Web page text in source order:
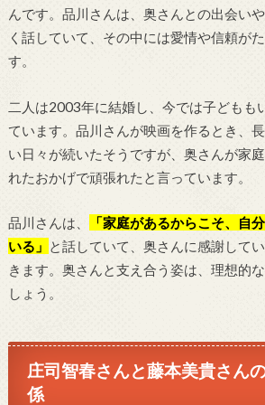
んです。品川さんは、奥さんとの出会い
く話していて、その中には愛情や信頼が
す。
二人は2003年に結婚し、今では子どもも
ています。品川さんが映画を作るとき、
い日々が続いたそうですが、奥さんが家
れたおかげで頑張れたと言っています。
品川さんは、
「家庭があるからこそ、自
いる」 と話していて、奥さんに感謝して
きます。奥さんと支え合う姿は、理想的
しょう。
庄司智春さんと藤本美貴さん
係